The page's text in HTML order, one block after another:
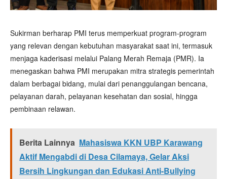
Sukirman berharap PMI terus memperkuat program-program
yang relevan dengan kebutuhan masyarakat saat ini, termasuk
menjaga kaderisasi melalui Palang Merah Remaja (PMR). Ia
menegaskan bahwa PMI merupakan mitra strategis pemerintah
dalam berbagai bidang, mulai dari penanggulangan bencana,
pelayanan darah, pelayanan kesehatan dan sosial, hingga
pembinaan relawan.
Berita Lainnya Mahasiswa KKN UBP Karawang
Aktif Mengabdi di Desa Cilamaya, Gelar Aksi
Bersih Lingkungan dan Edukasi Anti-Bullying